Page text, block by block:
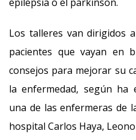
Los talleres van dirigidos
pacientes que vayan en
consejos para mejorar su
la enfermedad, según ha
una de las enfermeras de
hospital Carlos Haya,